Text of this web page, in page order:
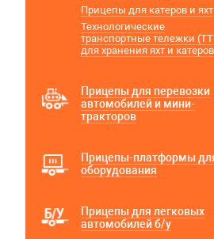
Прицепы для катеров и яхт
Технологические
транспортные тележки
для хранения яхт и катеров
Прицепы для перевозки
автомобилей и мини-
тракторов
Прицепы-платформы
оборудования
Прицепы для легковых
автомобилей б/у